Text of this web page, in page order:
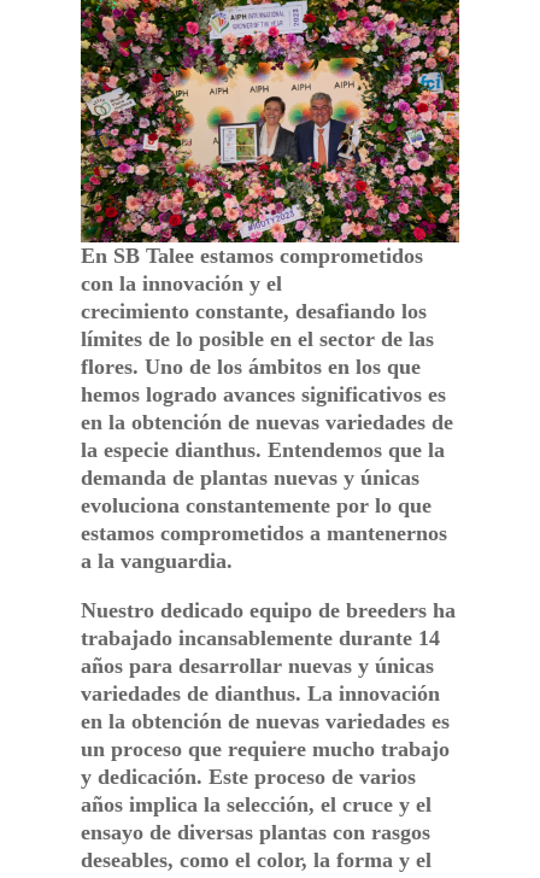
En SB Talee estamos comprometidos
con la innovación y el
crecimiento constante, desafiando los
límites de lo posible en el sector de las
flores. Uno de los ámbitos en los que
hemos logrado avances significativos es
en la obtención de nuevas variedades de
la especie dianthus. Entendemos que la
demanda de plantas nuevas y únicas
evoluciona constantemente por lo que
estamos comprometidos a mantenernos
a la vanguardia.
Nuestro dedicado equipo de breeders ha
trabajado incansablemente durante 14
años para desarrollar nuevas y únicas
variedades de dianthus. La innovación
en la obtención de nuevas variedades es
un proceso que requiere mucho trabajo
y dedicación. Este proceso de varios
años implica la selección, el cruce y el
ensayo de diversas plantas con rasgos
deseables, como el color, la forma y el